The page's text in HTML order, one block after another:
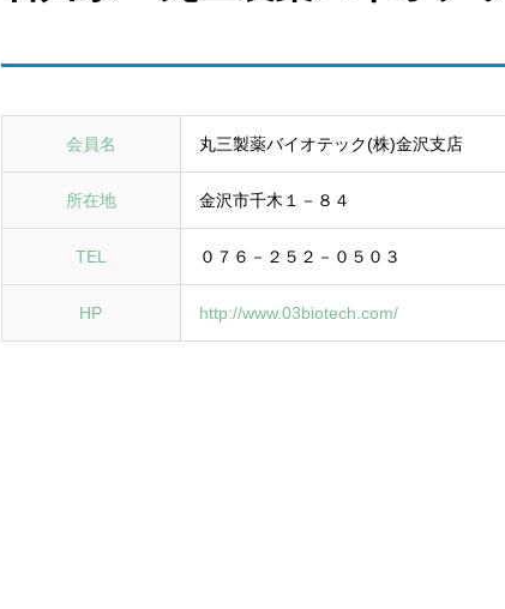
会員名 丸三製薬バイオテック(株)金沢支店
所在地 金沢市千木１－８４
TEL ０７６－２５２－０５０３
HP http://www.03biotech.com/